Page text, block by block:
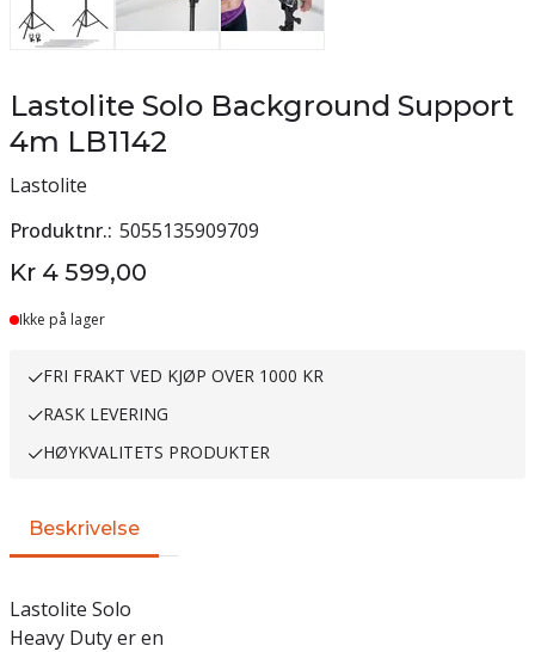
Lastolite Solo Background Support
4m LB1142
Lastolite
Produktnr. 5055135909709
Kr 4 599,00
Ikke på lager
FRI FRAKT VED KJØP OVER 1000 KR
RASK LEVERING
HØYKVALITETS PRODUKTER
Beskrivelse
Lastolite Solo
Heavy Duty er en